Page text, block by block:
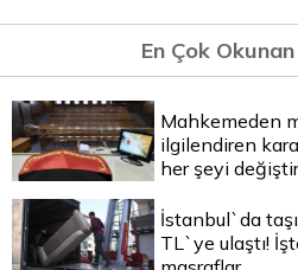
En Çok
Mahkemeden
ilgilendiren
her şeyi
İstanbul`da
TL`ye ulaştı!